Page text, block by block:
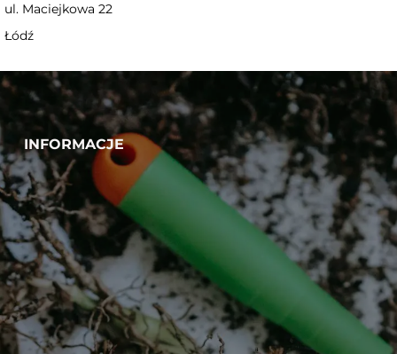
ul. Maciejkowa 22
Łódź
INFORMACJE